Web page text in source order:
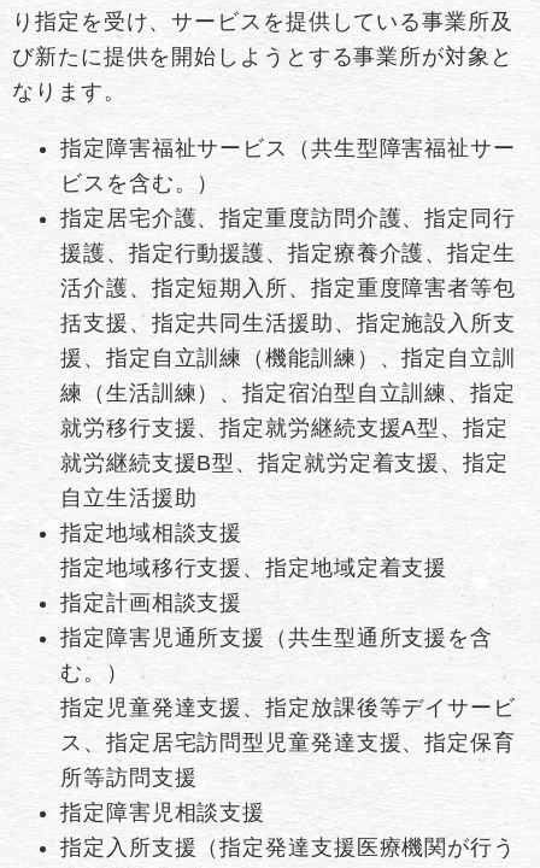
り指定を受け、サービスを提供している事業所及
び新たに提供を開始しようとする事業所が対象と
なります。
指定障害福祉サービス（共生型障害福祉サー
ビスを含む。）
指定居宅介護、指定重度訪問介護、指定同行
援護、指定行動援護、指定療養介護、指定生
活介護、指定短期入所、指定重度障害者等包
括支援、指定共同生活援助、指定施設入所支
援、指定自立訓練（機能訓練）、指定自立訓
練（生活訓練）、指定宿泊型自立訓練、指定
就労移行支援、指定就労継続支援A型、指定
就労継続支援B型、指定就労定着支援、指定
自立生活援助
指定地域相談支援
指定地域移行支援、指定地域定着支援
指定計画相談支援
指定障害児通所支援（共生型通所支援を含
む。）
指定児童発達支援、指定放課後等デイサービ
ス、指定居宅訪問型児童発達支援、指定保育
所等訪問支援
指定障害児相談支援
指定入所支援（指定発達支援医療機関が行う